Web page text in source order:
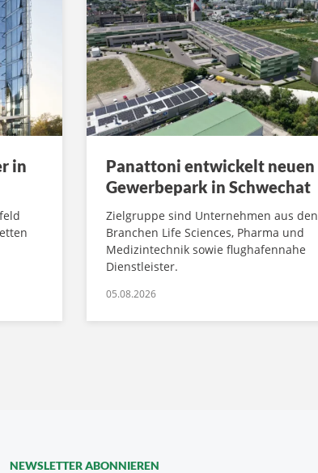
in
Panattoni entwickelt neuen
Gewerbepark in Schwechat
Zielgruppe sind Unternehmen aus den
Branchen Life Sciences, Pharma und
Medizintechnik sowie flughafennahe
Dienstleister.
05.08.2026
NEWSLETTER ABONNIEREN